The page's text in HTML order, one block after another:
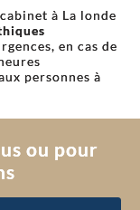
à La londe
en cas de
personnes à
ou pour